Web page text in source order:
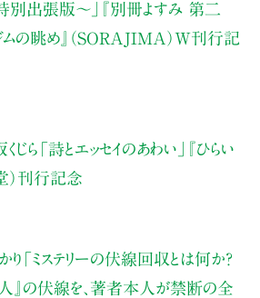
別出張版〜」
『別冊よすみ 第二
ムの眺め』（SORAJIMA）W刊行記
じら 「詩とエッセイのあわい」
『ひらい
）刊行記念
り 「ミステリーの伏線回収とは何か？
の伏線を、著者本人が禁断の全